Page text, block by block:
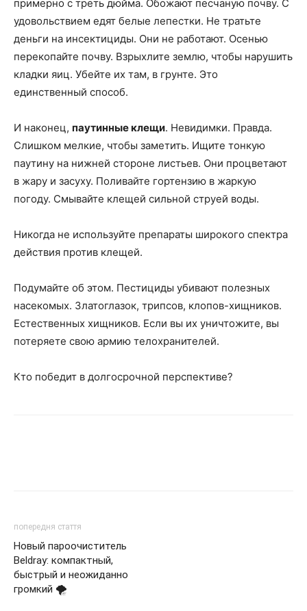
примерно с треть дюйма. Обожают песчаную почву. С
удовольствием едят белые лепестки. Не тратьте
деньги на инсектициды. Они не работают. Осенью
перекопайте почву. Взрыхлите землю, чтобы нарушить
кладки яиц. Убейте их там, в грунте. Это
единственный способ.
И наконец, паутинные клещи. Невидимки. Правда.
Слишком мелкие, чтобы заметить. Ищите тонкую
паутину на нижней стороне листьев. Они процветают
в жару и засуху. Поливайте гортензию в жаркую
погоду. Смывайте клещей сильной струей воды.
Никогда не используйте препараты широкого спектра
действия против клещей.
Подумайте об этом. Пестициды убивают полезных
насекомых. Златоглазок, трипсов, клопов-хищников.
Естественных хищников. Если вы их уничтожите, вы
потеряете свою армию телохранителей.
Кто победит в долгосрочной перспективе?
попередня стаття
Новый пароочиститель
Beldray: компактный,
быстрый и неожиданно
громкий 🌪️